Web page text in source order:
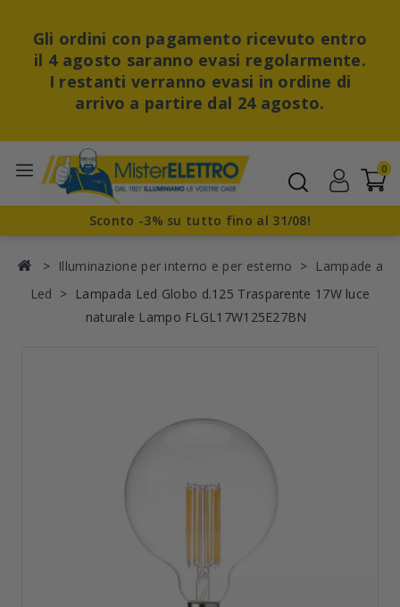
Gli ordini con pagamento ricevuto entro
il 4 agosto saranno evasi regolarmente.
I restanti verranno evasi in ordine di
arrivo a partire dal 24 agosto.
0
Sconto -3% su tutto fino al 31/08!
Illuminazione per interno e per esterno
Lampade a
Led
Lampada Led Globo d.125 Trasparente 17W luce
naturale Lampo FLGL17W125E27BN